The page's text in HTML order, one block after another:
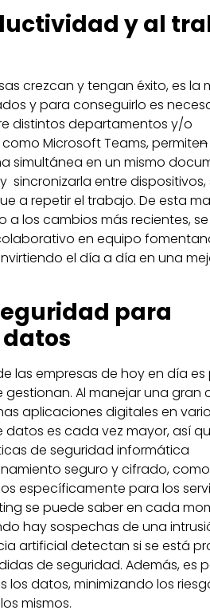
y al
crezcan y tengan éxito, es la
y para conseguirlo es
distintos departamentos y/o
Microsoft Teams, permiten
simultánea en un mismo
entre dispositivos,
a repetir el trabajo. De esta
los cambios más recientes,
en equipo
el día a día en una
para
las empresas de hoy en día
Al manejar una gran
aplicaciones digitales en
es cada vez mayor, así
de seguridad informática
seguro y cifrado,
específicamente para los
se puede saber en cada
hay sospechas de una
artificial detectan si se está
de seguridad. Además, es
datos, minimizando los
mismos.